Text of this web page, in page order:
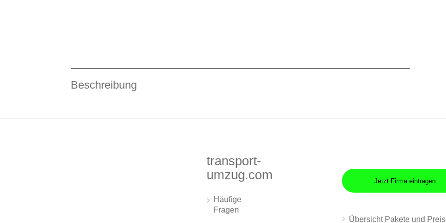
Beschreibung
transport-
umzug.com
Häufige
Fragen
Jetzt Firma eintragen
Übersicht Pakete und